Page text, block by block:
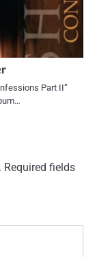
Part II”
Required fields